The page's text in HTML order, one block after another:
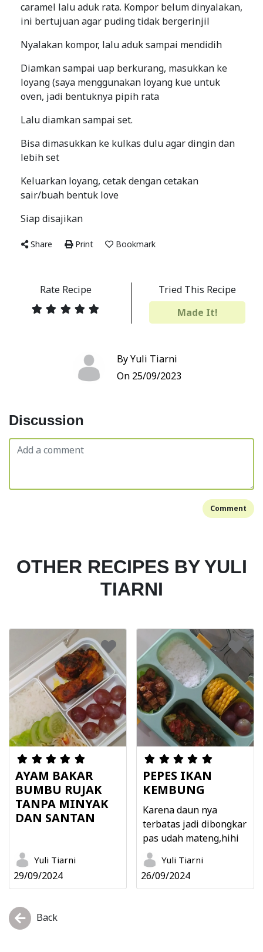
caramel lalu aduk rata. Kompor belum dinyalakan,
ini bertujuan agar puding tidak bergerinjil
Nyalakan kompor, lalu aduk sampai mendidih
Diamkan sampai uap berkurang, masukkan ke
loyang (saya menggunakan loyang kue untuk
oven, jadi bentuknya pipih rata
Lalu diamkan sampai set.
Bisa dimasukkan ke kulkas dulu agar dingin dan
lebih set
Keluarkan loyang, cetak dengan cetakan
sair/buah bentuk love
Siap disajikan
Share Print Bookmark
Rate Recipe
Tried This Recipe
Made It!
By Yuli Tiarni
On 25/09/2023
Discussion
Comment
OTHER RECIPES BY YULI
TIARNI
AYAM BAKAR
BUMBU RUJAK
TANPA MINYAK
DAN SANTAN
Yuli Tiarni
29/09/2024
PEPES IKAN
KEMBUNG
Karena daun nya
terbatas jadi dibongkar
pas udah mateng,hihi
Yuli Tiarni
26/09/2024
Back